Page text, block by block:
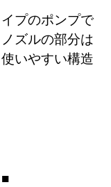
プのポンプで
ズルの部分は
いやすい構造